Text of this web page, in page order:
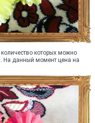
которых можно
На данный момент цена на